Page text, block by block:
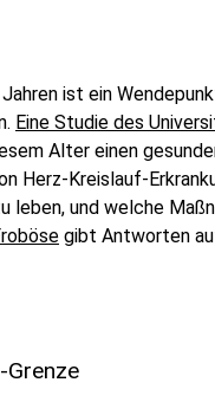
ist ein
Eine Studie des
Alter einen
Herz-Kreislauf-
leben, und welche
gibt Antworten
Grenze